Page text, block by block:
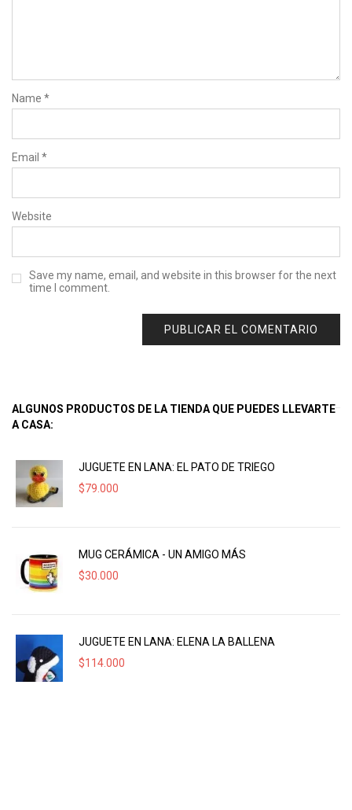
Name *
Email *
Website
Save my name, email, and website in this browser for the next
time I comment.
ALGUNOS PRODUCTOS DE LA TIENDA QUE PUEDES LLEVARTE
A CASA:
JUGUETE EN LANA: EL PATO DE TRIEGO
$79.000
MUG CERÁMICA - UN AMIGO MÁS
$30.000
JUGUETE EN LANA: ELENA LA BALLENA
$114.000